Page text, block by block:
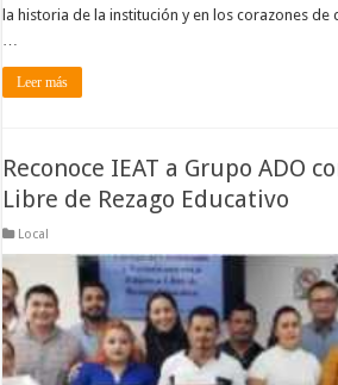
la historia de la institución y en los corazones de
…
Leer más
Reconoce IEAT a Grupo ADO
Libre de Rezago Educativo
Local